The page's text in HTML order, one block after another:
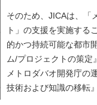
そのため、JICAは、「
ト」の支援を実施する
的かつ持続可能な都市
ム/プロジェクトの策
メトロダバオ開発庁の
技術および知識の移転